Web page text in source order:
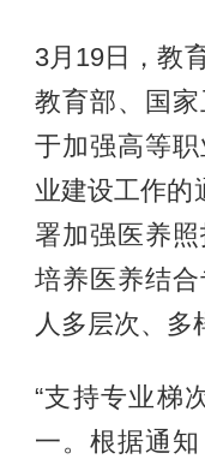
3月19日，教
教育部、国
于加强高等
业建设工作的
署加强医养
培养医养结
人多层次、多
“支持专业梯
一。根据通